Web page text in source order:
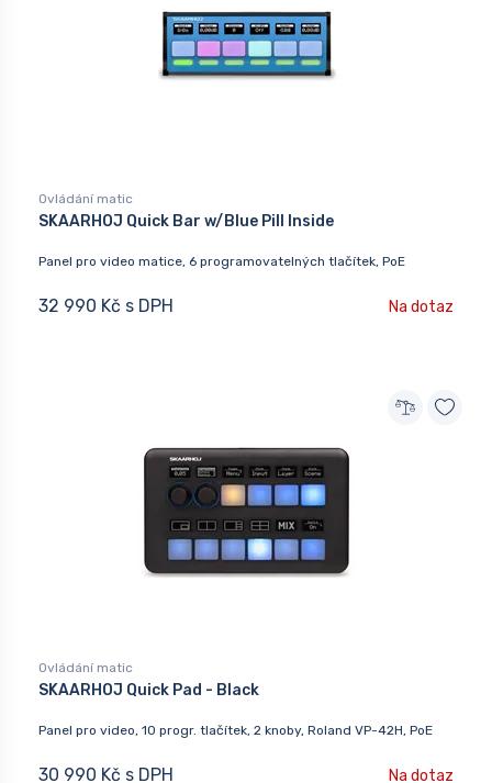
Ovládání matic
SKAARHOJ Quick Bar w/Blue Pill Inside
Panel pro video matice, 6 programovatelných tlačítek, PoE
32 990 Kč s DPH Na dotaz
Ovládání matic
SKAARHOJ Quick Pad - Black
Panel pro video, 10 progr. tlačítek, 2 knoby, Roland VP-42H, PoE
30 990 Kč s DPH Na dotaz